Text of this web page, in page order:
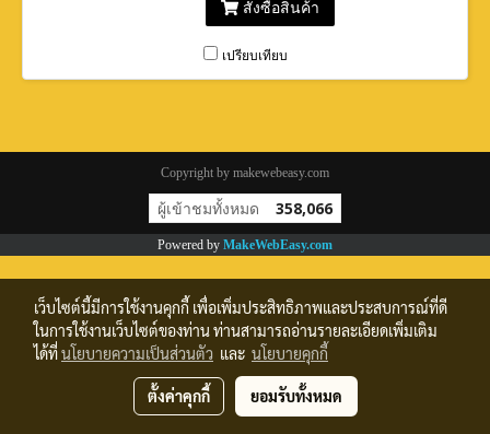
สั่งซื้อสินค้า
เปรียบเทียบ
Copyright by makewebeasy.com
ผู้เข้าชมทั้งหมด 358,066
Powered by MakeWebEasy.com
เว็บไซต์นี้มีการใช้งานคุกกี้ เพื่อเพิ่มประสิทธิภาพและประสบการณ์ที่ดี
ในการใช้งานเว็บไซต์ของท่าน ท่านสามารถอ่านรายละเอียดเพิ่มเติม
ได้ที่นโยบายความเป็นส่วนตัว และ นโยบายคุกกี้
ตั้งค่าคุกกี้ ยอมรับทั้งหมด